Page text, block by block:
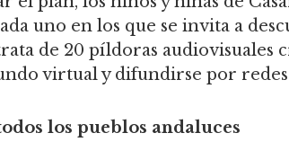
uno en los que se invita a
de 20 píldoras audiovisuales
virtual y difundirse por
los pueblos andaluces